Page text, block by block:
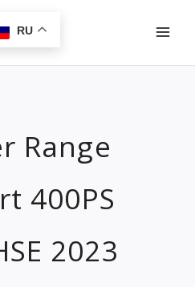
RU
Range
400PS
2023